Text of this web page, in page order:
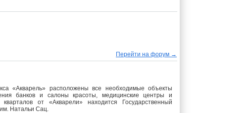
Перейти на форум →
«Акварель» расположены все необходимые объекты
банков и салоны красоты, медицинские центры и
от «Акварели» находится Государственный
Натальи Сац.